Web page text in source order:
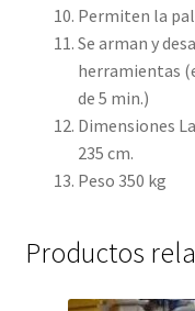
Permiten la
Se arman y
herramientas
de 5 min.)
Dimensiones
235 cm.
Peso 350 kg
Productos